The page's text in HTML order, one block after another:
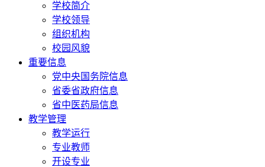
学校简介
学校领导
组织机构
校园风貌
重要信息
党中央国务院信息
省委省政府信息
省中医药局信息
教学管理
教学运行
专业教师
开设专业